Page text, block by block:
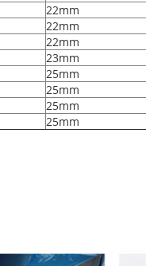
22mm
22mm
22mm
23mm
25mm
25mm
25mm
25mm